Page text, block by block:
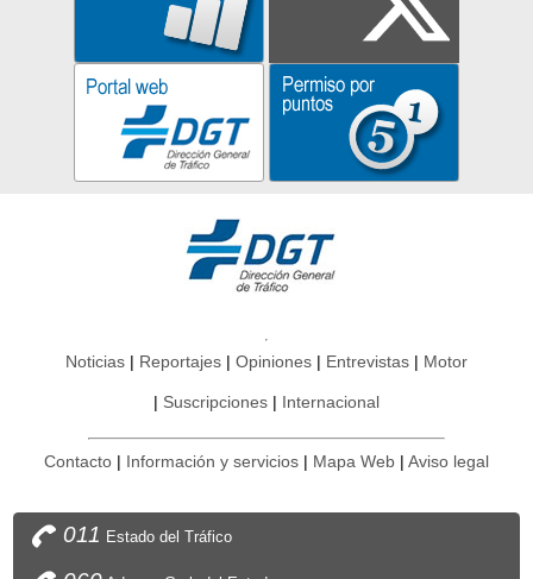
Noticias Reportajes Opiniones Entrevistas Motor
Suscripciones Internacional
Contacto Información y servicios Mapa Web Aviso legal
011 Estado del Tráfico